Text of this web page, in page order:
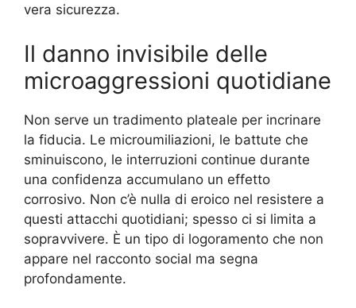
vera sicurezza.
Il danno invisibile delle
microaggressioni quotidiane
Non serve un tradimento plateale per incrinare
la fiducia. Le microumiliazioni, le battute che
sminuiscono, le interruzioni continue durante
una confidenza accumulano un effetto
corrosivo. Non c’è nulla di eroico nel resistere a
questi attacchi quotidiani; spesso ci si limita a
sopravvivere. È un tipo di logoramento che non
appare nel racconto social ma segna
profondamente.